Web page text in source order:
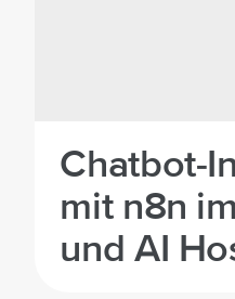
Chatbot-
mit n8n
und AI